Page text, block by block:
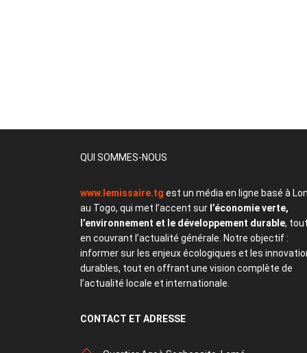
QUI SOMMES-NOUS
www.lemissaire.tg est un média en ligne basé à
au Togo, qui met l’accent sur l’économie verte,
l’environnement et le développement durable,
en couvrant l’actualité générale. Notre objectif :
informer sur les enjeux écologiques et les
durables, tout en offrant une vision complète de
l’actualité locale et internationale.
CONTACT ET ADRESSE